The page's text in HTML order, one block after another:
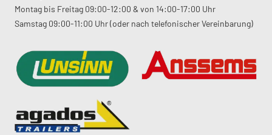
Montag bis Freitag 09:00-12:00 & von 14:00-17:00 Uhr
Samstag 09:00-11:00 Uhr (oder nach telefonischer Vereinbarung)